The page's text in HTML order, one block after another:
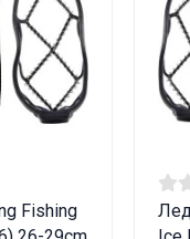
Fishingдостигшим